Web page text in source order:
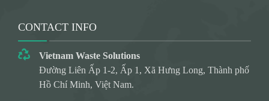
CONTACT INFO
Vietnam Waste Solutions
Đường Liên Ấp 1-2, Ấp 1, Xã Hưng Long, Thành phố
Hồ Chí Minh, Việt Nam.